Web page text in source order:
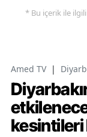
* Bu içerik ile
Amed TV |
kesintileri